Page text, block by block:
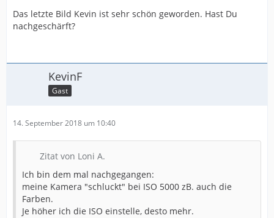
Das letzte Bild Kevin ist sehr schön geworden. Hast Du
nachgeschärft?
KevinF
Gast
14. September 2018 um 10:40
Zitat von Loni A.
Ich bin dem mal nachgegangen:
meine Kamera "schluckt" bei ISO 5000 zB. auch die
Farben.
Je höher ich die ISO einstelle, desto mehr.